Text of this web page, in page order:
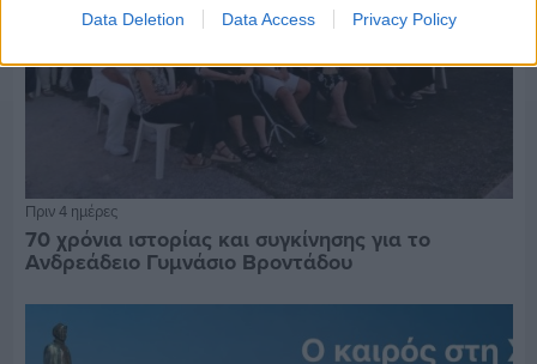
Data Deletion Data Access Privacy Policy
Πριν 4 ημέρες
70 χρόνια ιστορίας και συγκίνησης για το
Ανδρεάδειο Γυμνάσιο Βροντάδου